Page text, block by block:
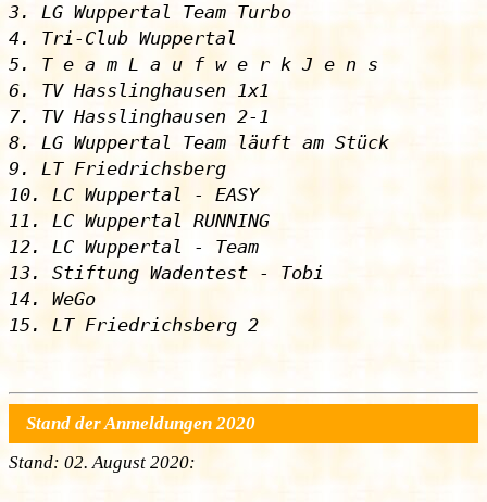
3. LG Wuppertal Team Turbo
4. Tri-Club Wuppertal
5. T e a m L a u f w e r k J e n s
6. TV Hasslinghausen 1x1
7. TV Hasslinghausen 2-1
8. LG Wuppertal Team läuft am Stück
9. LT Friedrichsberg
10. LC Wuppertal - EASY
11. LC Wuppertal RUNNING
12. LC Wuppertal - Team
13. Stiftung Wadentest - Tobi
14. WeGo
Stand der Anmeldungen 2020
Stand: 02. August 2020: